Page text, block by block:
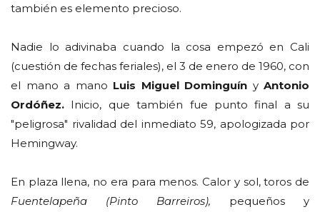
también es elemento precioso.
Nadie lo adivinaba cuando la cosa empezó en Cali
(cuestión de fechas feriales), el 3 de enero de 1960, con
el mano a mano Luis Miguel Dominguín y Antonio
Ordóñez. Inicio, que también fue punto final a su
"peligrosa" rivalidad del inmediato 59, apologizada por
Hemingway.
En plaza llena, no era para menos. Calor y sol, toros de
Fuentelapeña
(Pinto Barreiros), pequeños y